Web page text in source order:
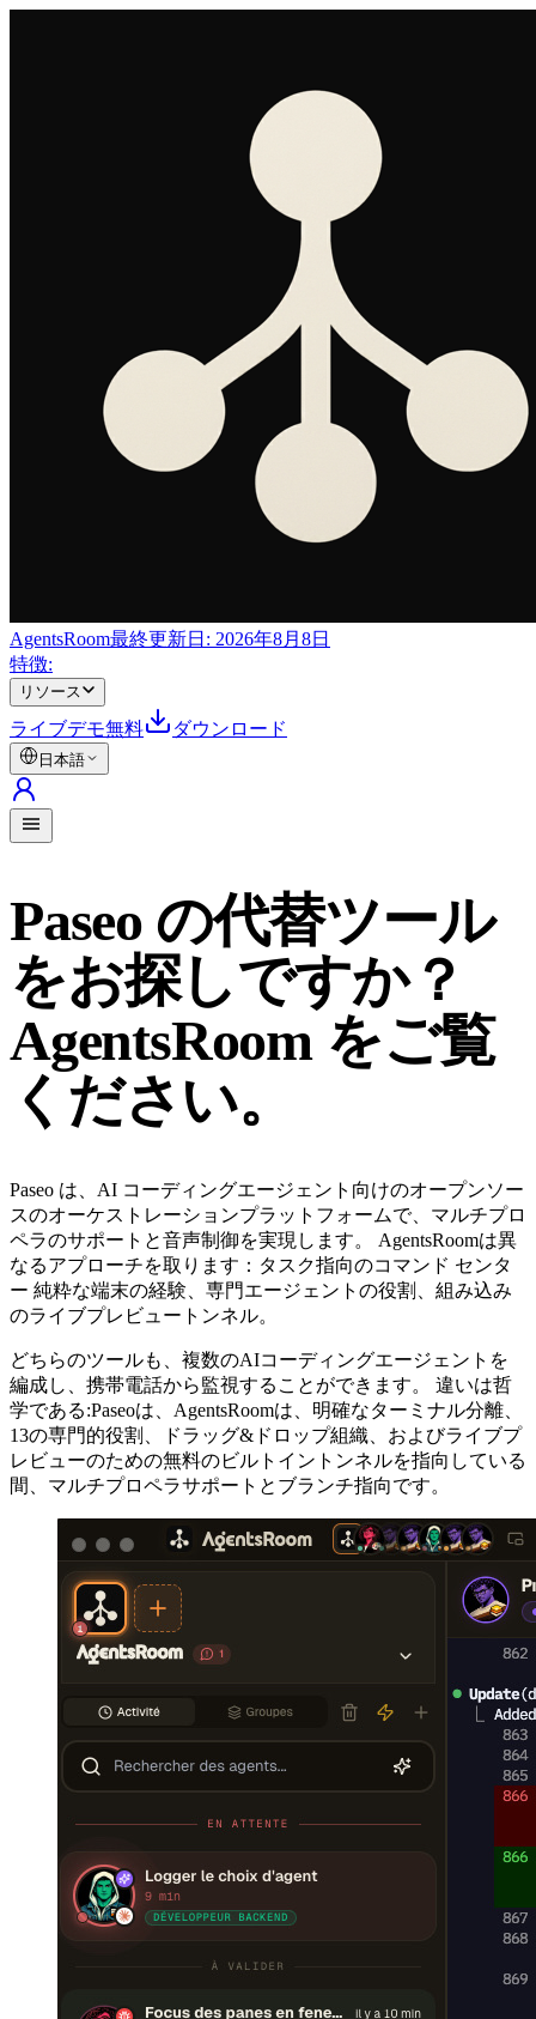
AgentsRoom最終更新日: 2026年8月8日
特徴:
リソース
ライブデモ無料 ダウンロード
日本語
Paseo の代替ツール
をお探しですか？
AgentsRoom をご覧
ください。
Paseo は、AI コーディングエージェント向けのオープンソー
スのオーケストレーションプラットフォームで、マルチプロ
ペラのサポートと音声制御を実現します。 AgentsRoomは異
なるアプローチを取ります：タスク指向のコマンド センタ
ー 純粋な端末の経験、専門エージェントの役割、組み込み
のライブプレビュートンネル。
どちらのツールも、複数のAIコーディングエージェントを
編成し、携帯電話から監視することができます。 違いは哲
学である:Paseoは、AgentsRoomは、明確なターミナル分離、
13の専門的役割、ドラッグ&ドロップ組織、およびライブプ
レビューのための無料のビルトイントンネルを指向している
間、マルチプロペラサポートとブランチ指向です。